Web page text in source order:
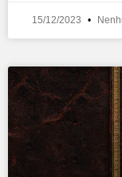
15/12/2023